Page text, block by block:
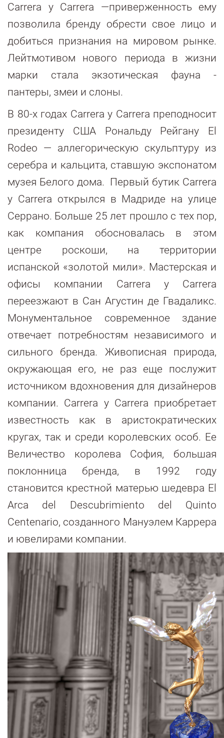
Carrera y Carrera —приверженность ему
позволила бренду обрести свое лицо и
добиться признания на мировом рынке.
Лейтмотивом нового периода в жизни
марки стала экзотическая фауна -
пантеры, змеи и слоны.
В 80-х годах Carrera y Carrera преподносит
президенту США Рональду Рейгану El
Rodeo — аллегорическую скульптуру из
серебра и кальцита, ставшую экспонатом
музея Белого дома. Первый бутик Carrera
y Carrera открылся в Мадриде на улице
Серрано. Больше 25 лет прошло с тех пор,
как компания обосновалась в этом
центре роскоши, на территории
испанской «золотой мили». Мастерская и
офисы компании Carrera y Carrera
переезжают в Сан Агустин де Гвадаликс.
Монументальное современное здание
отвечает потребностям независимого и
сильного бренда. Живописная природа,
окружающая его, не раз еще послужит
источником вдохновения для дизайнеров
компании. Carrera y Carrera приобретает
известность как в аристократических
кругах, так и среди королевских особ. Ее
Величество королева София, большая
поклонница бренда, в 1992 году
становится крестной матерью шедевра El
Arca del Descubrimiento del Quinto
Centenario, созданного Мануэлем Каррера
и ювелирами компании.